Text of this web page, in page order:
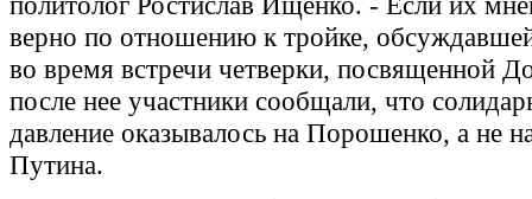
верно по отношению к тройке,
во время встречи четверки, посвященной
после нее участники сообщали, что
давление оказывалось на Порошенко, а не
Путина.